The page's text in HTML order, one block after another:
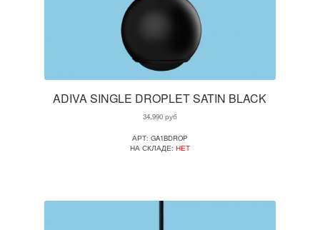
ADIVA SINGLE DROPLET SATIN BLACK
34,990руб
АРТ: GA1BDROP
НА СКЛАДЕ: НЕТ